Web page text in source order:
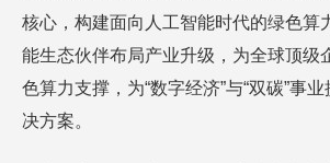
核心，构建面向人工智能时代的绿色算
能生态伙伴布局产业升级，为全球顶级
色算力支撑，为“数字经济”与“双碳”事
决方案。